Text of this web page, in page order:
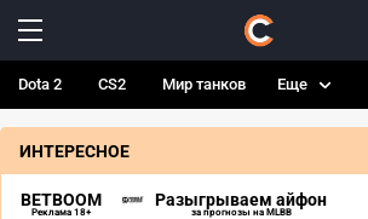
Dota 2 CS2 Мир танков Еще
ИНТЕРЕСНОЕ
BETBOOM
Реклама 18+
Разыгрываем айфон
за прогнозы на MLBB